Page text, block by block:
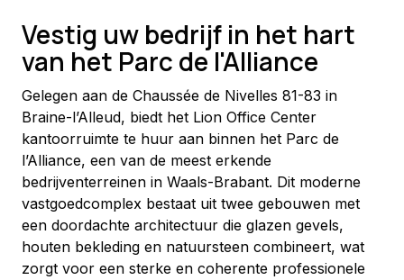
Vestig uw bedrijf in het hart
van het Parc de l'Alliance
Gelegen aan de Chaussée de Nivelles 81-83 in
Braine-l’Alleud, biedt het Lion Office Center
kantoorruimte te huur aan binnen het Parc de
l’Alliance, een van de meest erkende
bedrijventerreinen in Waals-Brabant. Dit moderne
vastgoedcomplex bestaat uit twee gebouwen met
een doordachte architectuur die glazen gevels,
houten bekleding en natuursteen combineert, wat
zorgt voor een sterke en coherente professionele